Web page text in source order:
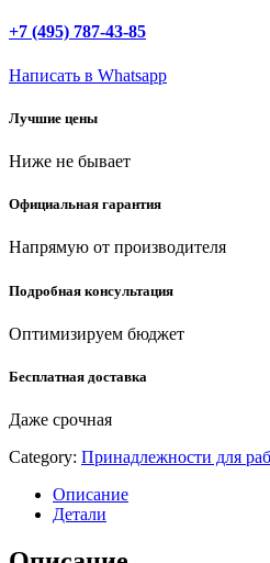
шт,
с
набор
образных
(8-
H26)
+7 (495) 787-43-85
Написать в Whatsapp
Лучшие цены
Ниже не бывает
Официальная гарантия
Напрямую от производителя
Подробная консультация
Оптимизируем бюджет
Бесплатная доставка
Даже срочная
Category: Принадлежности для
Описание
Детали